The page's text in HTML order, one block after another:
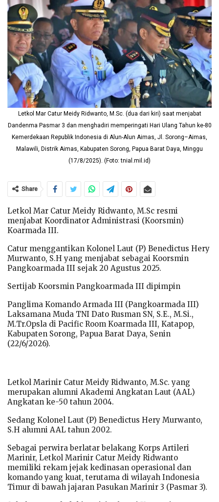
Letkol Mar Catur Meidy Ridwanto, M.Sc. (dua dari kiri) saat menjabat
Dandenma Pasmar 3 dan menghadiri memperingati Hari Ulang Tahun ke-80
Kemerdekaan Republik Indonesia di Alun-Alun Aimas, Jl. Sorong–Aimas,
Malawili, Distrik Aimas, Kabupaten Sorong, Papua Barat Daya, Minggu
(17/8/2025). (Foto: tnial.mil.id)
Share
Letkol Mar Catur Meidy Ridwanto, M.Sc resmi
menjabat Koordinator Administrasi (Koorsmin)
Koarmada III.
Catur menggantikan Kolonel Laut (P) Benedictus Hery
Murwanto, S.H yang menjabat sebagai Koorsmin
Pangkoarmada III sejak 20 Agustus 2025.
Sertijab Koorsmin Pangkoarmada III dipimpin
Panglima Komando Armada III (Pangkoarmada III)
Laksamana Muda TNI Dato Rusman SN, S.E., M.Si.,
M.Tr.Opsla di Pacific Room Koarmada III, Katapop,
Kabupaten Sorong, Papua Barat Daya, Senin
(22/6/2026).
Letkol Marinir Catur Meidy Ridwanto, M.Sc. yang
merupakan alumni Akademi Angkatan Laut (AAL)
Angkatan ke-50 tahun 2004.
Sedang Kolonel Laut (P) Benedictus Hery Murwanto,
S.H alumni AAL tahun 2002.
Sebagai perwira berlatar belakang Korps Artileri
Marinir, Letkol Marinir Catur Meidy Ridwanto
memiliki rekam jejak kedinasan operasional dan
komando yang kuat, terutama di wilayah Indonesia
Timur di bawah jajaran Pasukan Marinir 3 (Pasmar 3).